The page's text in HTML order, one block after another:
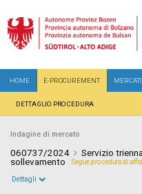
HOME E-PROCUREMENT
DETTAGLIO PROCEDURA
Indagine di mercato
060737/2024
Servizio
sollevamento
Segue procedura di
Dettagli